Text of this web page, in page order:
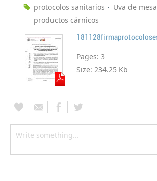
protocolos sanitarios
Uva de mesa
productos cárnicos
Pages: 3
Size: 234.25 Kb